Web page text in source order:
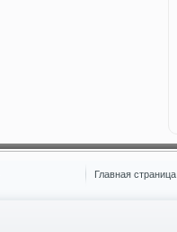
Главная страница